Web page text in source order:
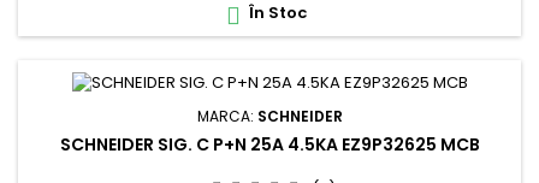
 În Stoc
MARCA: SCHNEIDER
SCHNEIDER SIG. C P+N 25A 4.5KA EZ9P32625 MCB